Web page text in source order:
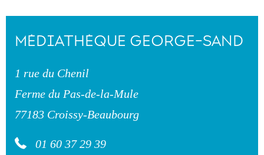
MÉDIATHÈQUE GEORGE-SAND
1 rue du Chenil
Ferme du Pas-de-la-Mule
77183 Croissy-Beaubourg
01 60 37 29 39